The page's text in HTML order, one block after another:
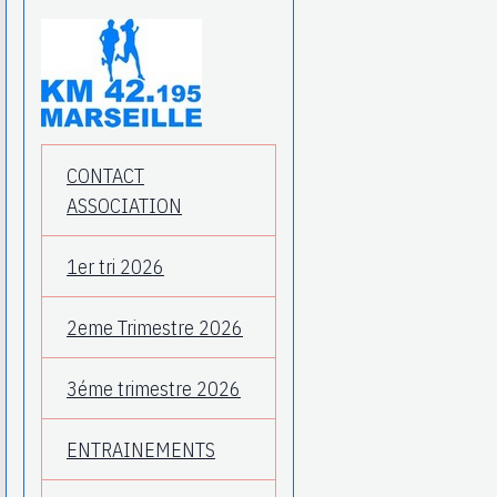
CONTACT
ASSOCIATION
1er tri 2026
2eme Trimestre 2026
3éme trimestre 2026
ENTRAINEMENTS